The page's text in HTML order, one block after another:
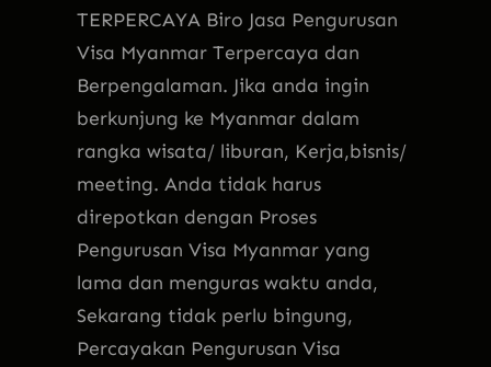
TERPERCAYA Biro Jasa Pengurusan
Visa Myanmar Terpercaya dan
Berpengalaman. Jika anda ingin
berkunjung ke Myanmar dalam
rangka wisata/ liburan, Kerja,bisnis/
meeting. Anda tidak harus
direpotkan dengan Proses
Pengurusan Visa Myanmar yang
lama dan menguras waktu anda,
Sekarang tidak perlu bingung,
Percayakan Pengurusan Visa